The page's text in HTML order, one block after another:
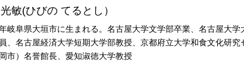
敏(ひびの てるとし）
岐阜県大垣市に生まれる。名古屋大学文学部卒業、名古屋大
、名古屋経済大学短期大学部教授、京都府立大学和食文化研
市）名誉館長、愛知淑徳大学教授